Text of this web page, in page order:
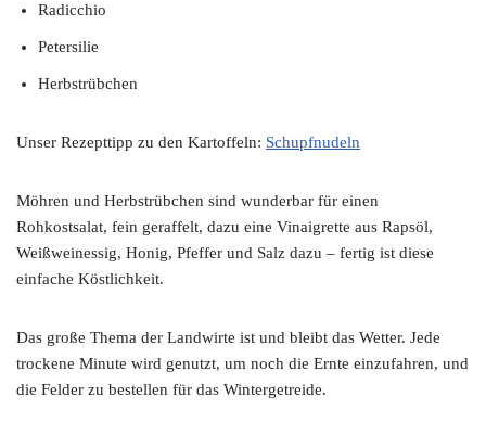
Radicchio
Petersilie
Herbstrübchen
Unser Rezepttipp zu den Kartoffeln: Schupfnudeln
Möhren und Herbstrübchen sind wunderbar für einen
Rohkostsalat, fein geraffelt, dazu eine Vinaigrette aus Rapsöl,
Weißweinessig, Honig, Pfeffer und Salz dazu – fertig ist diese
einfache Köstlichkeit.
Das große Thema der Landwirte ist und bleibt das Wetter. Jede
trockene Minute wird genutzt, um noch die Ernte einzufahren, und
die Felder zu bestellen für das Wintergetreide.